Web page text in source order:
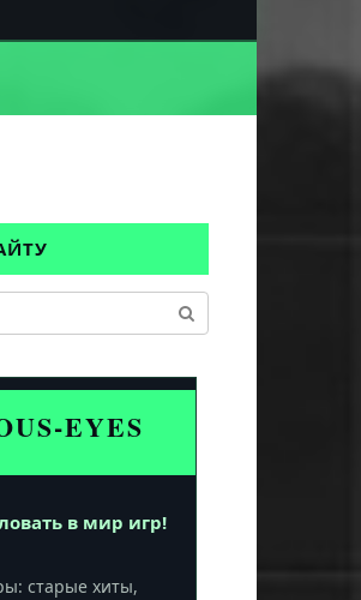
EYES
в мир игр!
старые хиты,